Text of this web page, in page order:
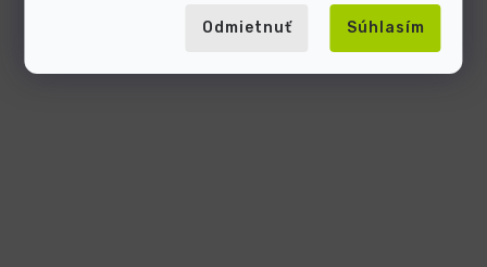
Odmietnuť Súhlasím